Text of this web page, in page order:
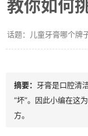
教你如何
儿童牙膏哪个牌
牙膏是口腔清
“坏”。因此小编在这
方。